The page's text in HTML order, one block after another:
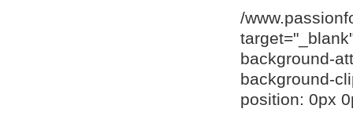
/
background-
background-
position: 0px